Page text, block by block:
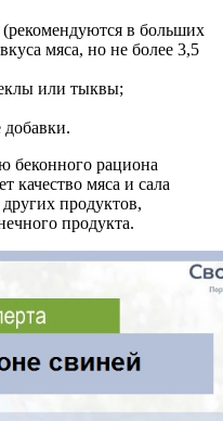
в больших
мяса, но не более 3,5
или тыквы;
беконного рациона
качество мяса и сала
продуктов,
продукта.